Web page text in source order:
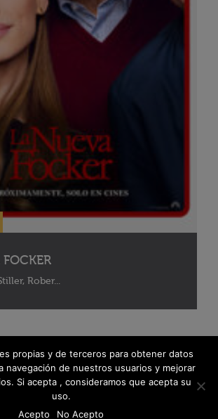
Rober...
propias y de terceros para obtener datos
navegación de nuestros usuarios y mejorar
Si acepta , consideramos que acepta su
uso.
Acepto
No Acepto